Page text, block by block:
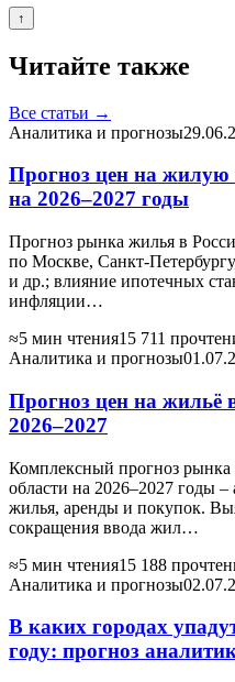
↑
Читайте также
Все статьи →
Аналитика и прогнозы
Прогноз цен на жилую
на 2026–2027 годы
Прогноз рынка жилья в
по Москве, Санкт-
и др.; влияние ипотечных
инфляции…
≈5 мин чтения15 711
Аналитика и прогнозы
Прогноз цен на жильё
2026–2027
Комплексный прогноз
области на 2026–2027 годы –
жилья, аренды и покупок.
сокращения ввода жил…
≈5 мин чтения15 188
Аналитика и прогнозы
В каких городах
году: прогноз